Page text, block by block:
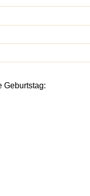
Geburtstag: